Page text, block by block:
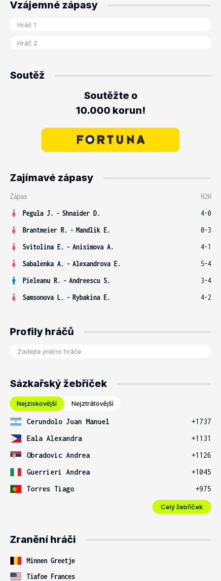
Vzájemné zápasy
Soutěž
Soutěžte o
10.000 korun!
Zajímavé zápasy
Zápas
H2H
Pegula J. - Shnaider D.
4-0
Brantmeier R. - Mandlik E.
0-3
Svitolina E. - Anisimova A.
4-1
Sabalenka A. - Alexandrova E.
5-4
Pieleanu R. - Andreescu S.
3-4
Samsonova L. - Rybakina E. 4-2
Profily hráčů
Sázkařský žebříček
Nejziskovější Nejztrátovější
Cerundolo Juan Manuel
+1737
Eala Alexandra
+1131
Obradovic Andrea
+1126
Guerrieri Andrea
+1045
Torres Tiago
+975
Celý žebříček
Zranění hráči
Minnen Greetje
Tiafoe Frances